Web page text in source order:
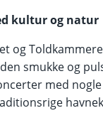
kultur og natur
og
smukke og
med